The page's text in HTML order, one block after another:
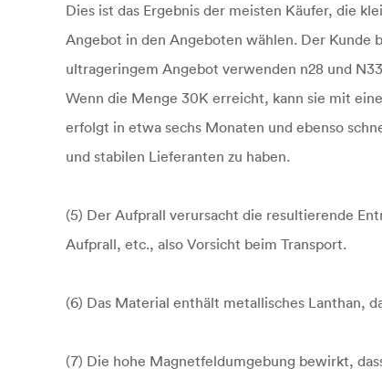
Dies ist das Ergebnis der meisten Käufer, die
Angebot in den Angeboten wählen. Der
ultrageringem Angebot verwenden n28 und
Wenn die Menge 30K erreicht, kann sie mit
erfolgt in etwa sechs Monaten und ebenso
und stabilen Lieferanten zu haben.
(5) Der Aufprall verursacht die resultierende
Aufprall, etc., also Vorsicht beim Transport.
(6) Das Material enthält metallisches Lanthan,
(7) Die hohe Magnetfeldumgebung bewirkt,